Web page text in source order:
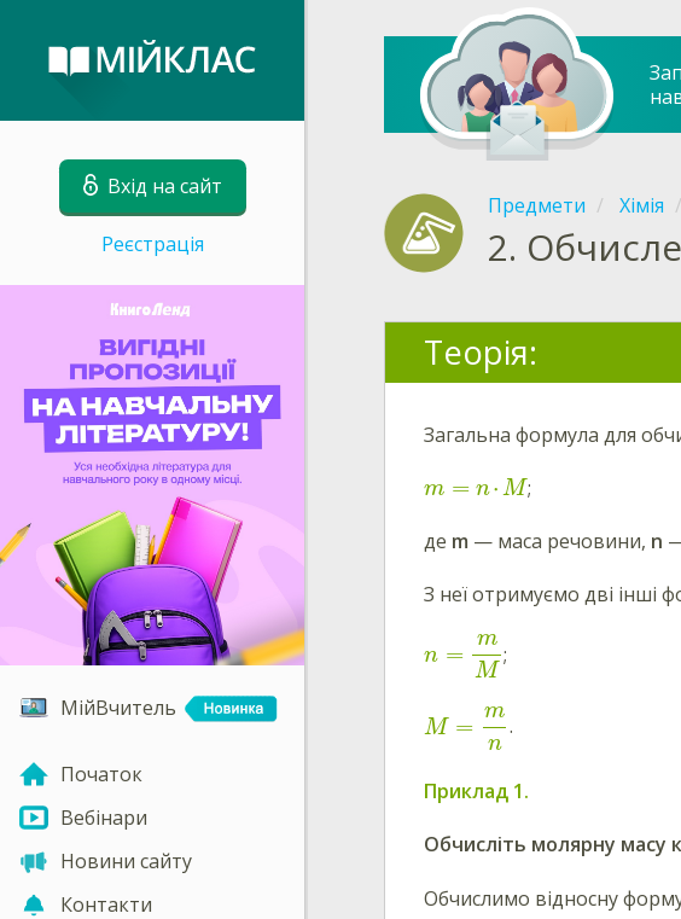
Вхід на сайт
Реєстрація
МійВчитель
Початок
Вебінари
Новини сайту
Контакти
Предмети Хімія
2.
Теорія:
Загальна формула для
m = n⋅ M;
де m — маса речовини, n
З неї отримуємо дві інші
n =
m
M
;
M =
m
n
.
Приклад 1.
Обчисліть молярну масу
Обчислимо відносну